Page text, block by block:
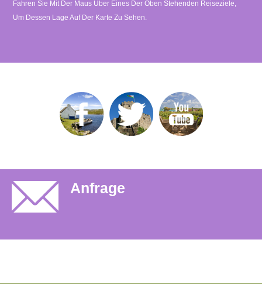
Fahren Sie Mit Der Maus Über Eines Der Oben Stehenden Reiseziele,
Um Dessen Lage Auf Der Karte Zu Sehen.
Anfrage